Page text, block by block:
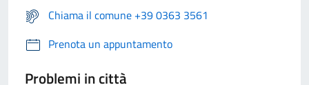
Chiama il comune +39 0363 3561
Prenota un appuntamento
Problemi in città